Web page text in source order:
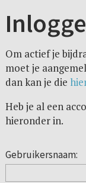
Om actief je
moet je
dan kan je die
Heb je al een
hieronder in.
Gebruikersnaam: